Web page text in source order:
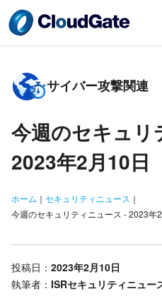
サイバー攻撃関連
今週のセキュ
2023年2月10日
ホーム ｜ セキュリティニュース ｜
今週のセキュリティニュース - 2023年
投稿日： 2023年2月10日
執筆者： ISRセキュリティニュー